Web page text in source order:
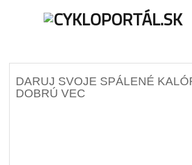
DARUJ SVOJE SPÁLENÉ
DOBRÚ VEC